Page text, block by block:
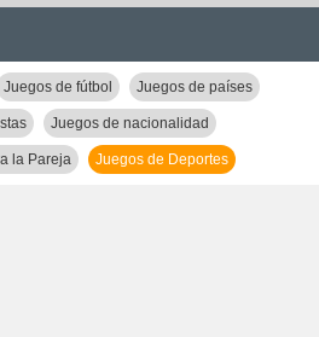
Juegos de fútbol Juegos de países
Juegos de nacionalidad
la Pareja Juegos de Deportes